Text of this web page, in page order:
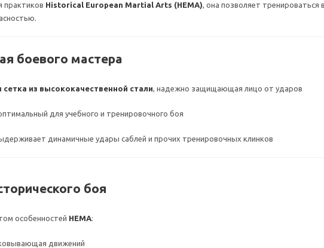
практиков Historical European Martial Arts (HEMA), она позволяет тренироваться
боевого мастера
сетка из высококачественной стали, надежно защищающая лицо от ударов
для учебного и тренировочного боя
динамичные удары саблей и прочих тренировочных клинков
боя
особенностей HEMA:
движений